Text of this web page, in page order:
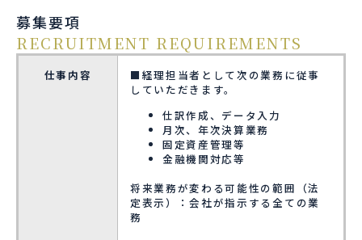
募集要項
RECRUITMENT REQUIREMENTS
仕事内容
■経理担当者として次の業務に従事
していただきます。
仕訳作成、データ入力
月次、年次決算業務
固定資産管理等
金融機関対応等
将来業務が変わる可能性の範囲（法
定表示）：会社が指示する全ての業
務